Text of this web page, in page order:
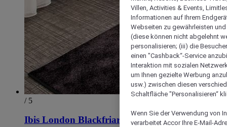
/ 5
Ibis London Blackfriars
Villen, Activities & Events,
Informationen auf Ihrem
Webseiten zu gewährleisten
(diese können nicht abgelehnt
personalisieren; (iii) die
einen "Cashback“-Service
Interaktion mit sozialen
um Ihnen gezielte Werbung
usw.) zwischen diesen
Schaltfläche "Personalisieren“
Wenn Sie der Verwendung von
verarbeitet Accor Ihre E-Mail-